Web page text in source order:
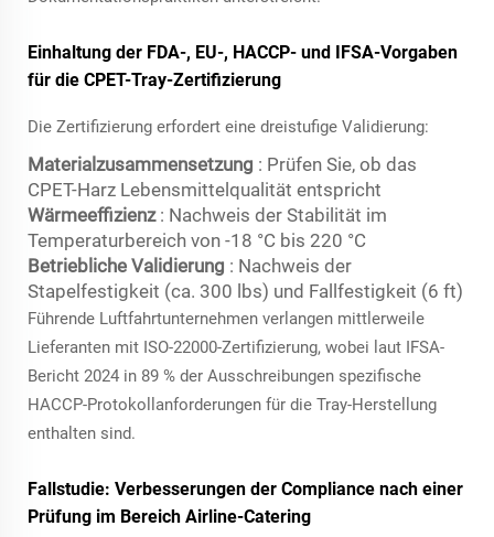
Einhaltung der FDA-, EU-, HACCP- und IFSA-Vorgaben
für die CPET-Tray-Zertifizierung
Die Zertifizierung erfordert eine dreistufige Validierung:
Materialzusammensetzung : Prüfen Sie, ob das
CPET-Harz Lebensmittelqualität entspricht
Wärmeeffizienz : Nachweis der Stabilität im
Temperaturbereich von -18 °C bis 220 °C
Betriebliche Validierung : Nachweis der
Stapelfestigkeit (ca. 300 lbs) und Fallfestigkeit (6 ft)
Führende Luftfahrtunternehmen verlangen mittlerweile
Lieferanten mit ISO-22000-Zertifizierung, wobei laut IFSA-
Bericht 2024 in 89 % der Ausschreibungen spezifische
HACCP-Protokollanforderungen für die Tray-Herstellung
enthalten sind.
Fallstudie: Verbesserungen der Compliance nach einer
Prüfung im Bereich Airline-Catering